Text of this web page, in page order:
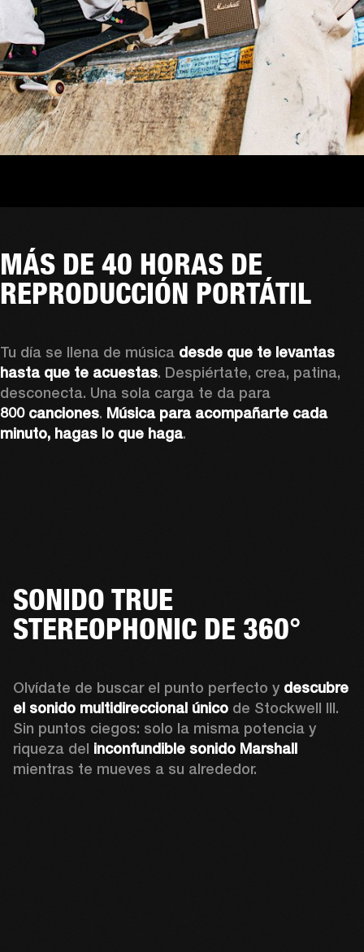
MÁS DE 40 HORAS DE
REPRODUCCIÓN PORTÁTIL
Tu día se llena de música desde que te levantas
hasta que te acuestas. Despiértate, crea, patina,
800 canciones. Música para acompañarte cada
minuto, hagas lo que haga.
SONIDO TRUE
STEREOPHONIC DE 360°
Olvídate de buscar el punto perfecto y descubre
el sonido multidireccional único de Stockwell III.
Sin puntos ciegos: solo la misma potencia y
riqueza del inconfundible sonido Marshall
mientras te mueves a su alrededor.